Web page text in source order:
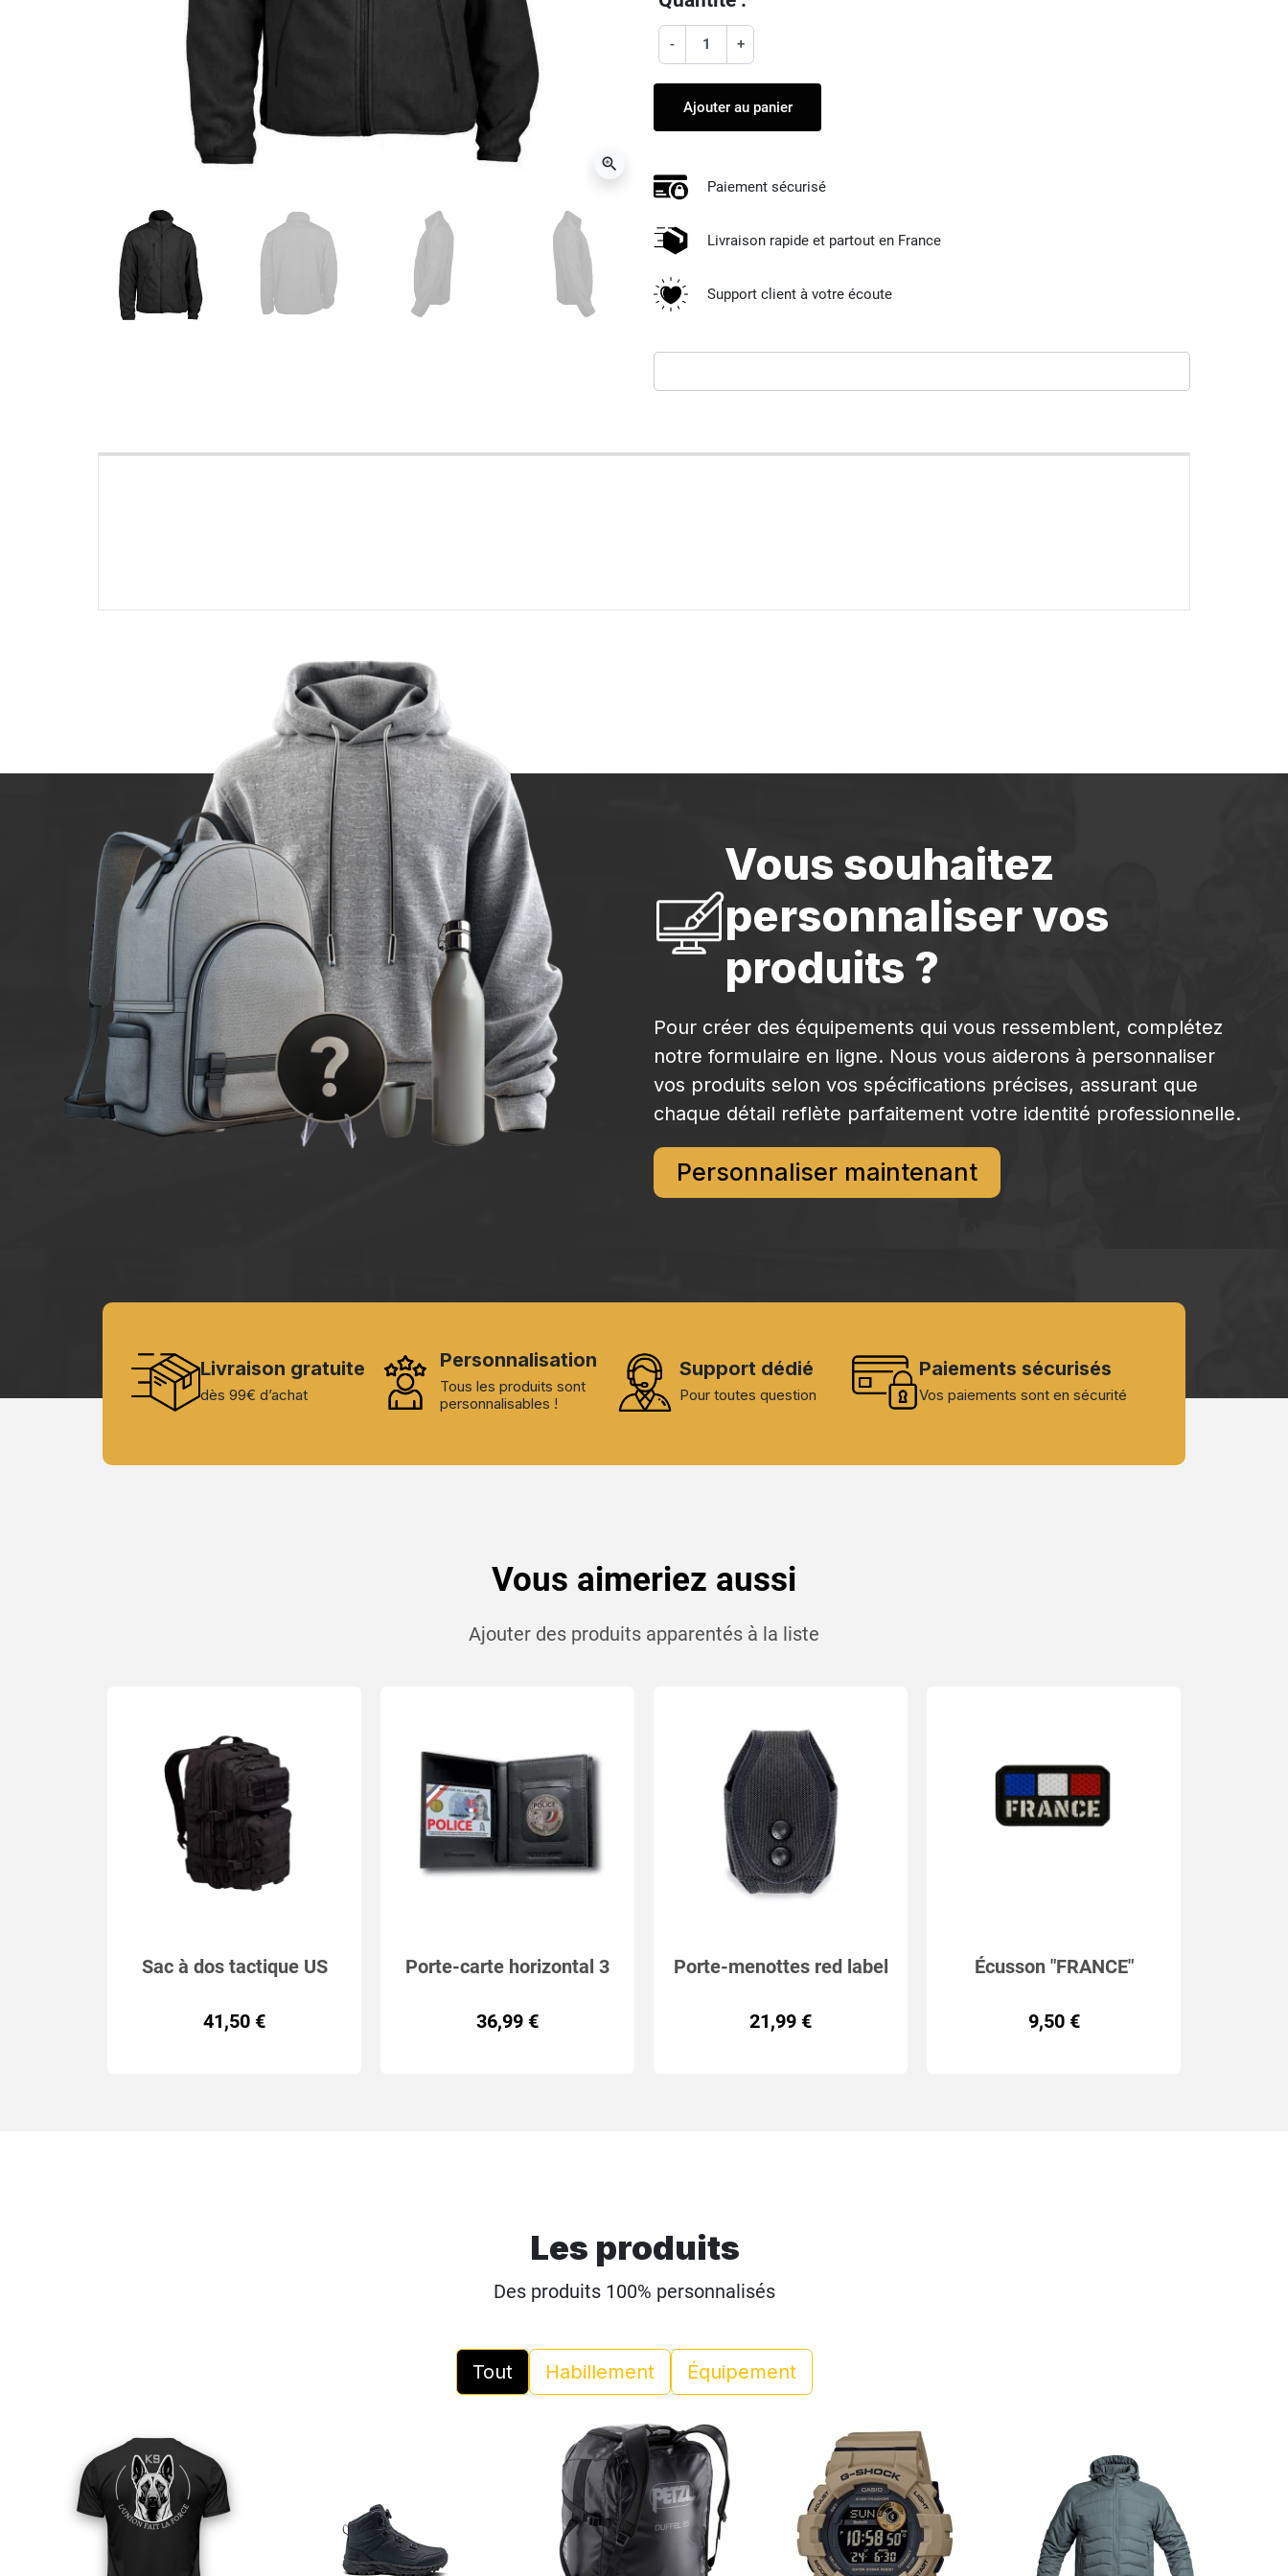
zoom_in
- +
Ajouter au panier
Paiement sécurisé
Livraison rapide et partout en France
Support client à votre écoute
Vous souhaitez
personnaliser vos
produits ?
Pour créer des équipements qui vous ressemblent, complétez
notre formulaire en ligne. Nous vous aiderons à personnaliser
vos produits selon vos spécifications précises, assurant que
chaque détail reflète parfaitement votre identité professionnelle.
Personnaliser maintenant
Livraison gratuite
dès 99€ d’achat
Personnalisation
Tous les produits sont
personnalisables !
Support dédié
Pour toutes question
Paiements sécurisés
Vos paiements sont en sécurité
Vous aimeriez aussi
Ajouter des produits apparentés à la liste
Sac à dos tactique US
ASSAULT MIL-TEC 36L 4
41,50 €
Porte-carte horizontal 3
volets
36,99 €
Porte-menottes red label
21,99 €
Écusson "FRANCE"
Réfléchissant – Découpe
9,50 €
Les produits
Des produits 100% personnalisés
Tout Habillement Équipement